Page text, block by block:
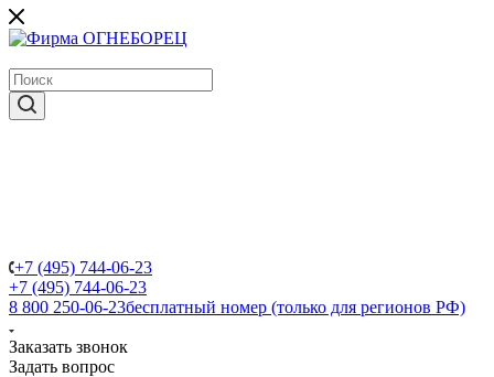
+7 (495) 744-06-23
+7 (495) 744-06-23
8 800 250-06-23бесплатный номер (только для регионов РФ)
Заказать звонок
Задать вопрос